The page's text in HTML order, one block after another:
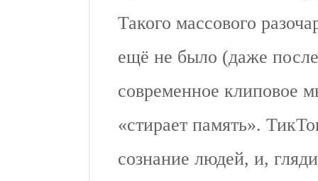
Такого массового
ещё не было (даже
современное клиповое
«стирает память».
сознание людей, и,